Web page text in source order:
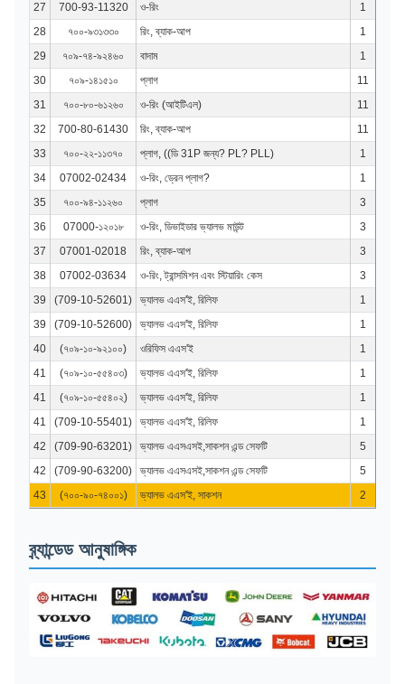
27
700-93-11320 ও-রিং
1
28
৭০০-৯৩১৩৩০ রিং, ব্যাক-আপ
1
29
৭০৯-৭৪-৯২৪৬০ বাদাম
1
30
৭০৯-১৪১৫১০ প্লাগ
11
31
৭০০-৮০-৬১২৬০ ও-রিং (আইটিএল)
11
32
700-80-61430 রিং, ব্যাক-আপ
11
33
৭০০-২২-১১৩৭০ প্লাগ, ((ডি 31P জন্য? PL? PLL)
1
34
07002-02434 ও-রিং, ড্রেন প্লাগ?
1
35
৭০০-৯৪-১১২৬০ প্লাগ
3
36
07000-১২০১৮ ও-রিং, ডিভাইডার ভ্যালভ মাউন্ট
3
37
07001-02018 রিং, ব্যাক-আপ
3
38
07002-03634 ও-রিং, ট্রান্সমিশন এবং স্টিয়ারিং কেস
3
39
(709-10-52601) ভ্যালভ এএস'ই, রিলিফ
1
39
(709-10-52600) ভ্যালভ এএস'ই, রিলিফ
1
40
(৭০৯-১০-৯২১০০) ওরিফিস এএস'ই
1
41
(৭০৯-১০-৫৫৪০৩) ভ্যালভ এএস'ই, রিলিফ
1
41
(৭০৯-১০-৫৫৪০২) ভ্যালভ এএস'ই, রিলিফ
1
41
(709-10-55401) ভ্যালভ এএস'ই, রিলিফ
1
42
(709-90-63201) ভ্যালভ এএসএসই,সাকশন এন্ড সেফটি
5
42
(709-90-63200) ভ্যালভ এএসএসই,সাকশন এন্ড সেফটি
5
43
(৭০০-৯০-৭৪০০১) ভ্যালভ এএস'ই, সাকশন 2
ব্র্যান্ডেড আনুষাঙ্গিক